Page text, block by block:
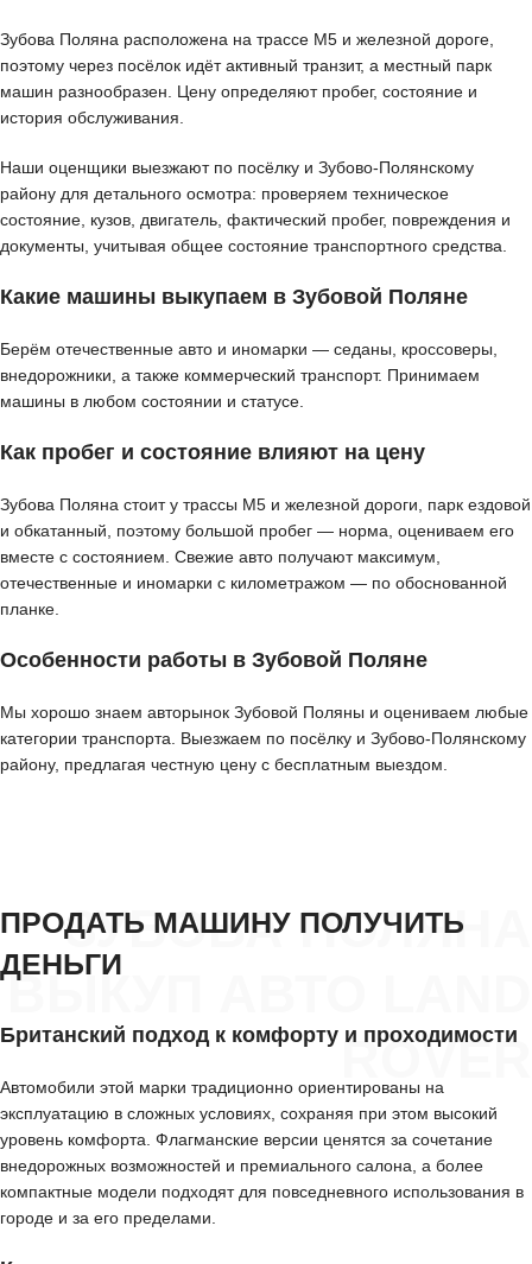
Зубова Поляна расположена на трассе М5 и железной дороге,
поэтому через посёлок идёт активный транзит, а местный парк
машин разнообразен. Цену определяют пробег, состояние и
история обслуживания.
Наши оценщики выезжают по посёлку и Зубово-Полянскому
району для детального осмотра: проверяем техническое
состояние, кузов, двигатель, фактический пробег, повреждения и
документы, учитывая общее состояние транспортного средства.
Какие машины выкупаем в Зубовой Поляне
Берём отечественные авто и иномарки — седаны, кроссоверы,
внедорожники, а также коммерческий транспорт. Принимаем
машины в любом состоянии и статусе.
Как пробег и состояние влияют на цену
Зубова Поляна стоит у трассы М5 и железной дороги, парк ездовой
и обкатанный, поэтому большой пробег — норма, оцениваем его
вместе с состоянием. Свежие авто получают максимум,
отечественные и иномарки с километражом — по обоснованной
планке.
Особенности работы в Зубовой Поляне
Мы хорошо знаем авторынок Зубовой Поляны и оцениваем любые
категории транспорта. Выезжаем по посёлку и Зубово-Полянскому
району, предлагая честную цену с бесплатным выездом.
ЗУБОВА ПОЛЯНА
ВЫКУП АВТО LAND
ROVER
ПРОДАТЬ МАШИНУ ПОЛУЧИТЬ
ДЕНЬГИ
Британский подход к комфорту и проходимости
Автомобили этой марки традиционно ориентированы на
эксплуатацию в сложных условиях, сохраняя при этом высокий
уровень комфорта. Флагманские версии ценятся за сочетание
внедорожных возможностей и премиального салона, а более
компактные модели подходят для повседневного использования в
городе и за его пределами.